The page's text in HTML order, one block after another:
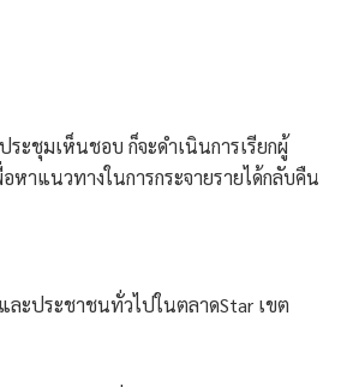
ะชุมเห็นชอบ ก็จะดำเนินการเรียกผู้
หาแนวทางในการกระจายรายได้กลับคืน
ะประชาชนทั่วไปในตลาดStar เขต